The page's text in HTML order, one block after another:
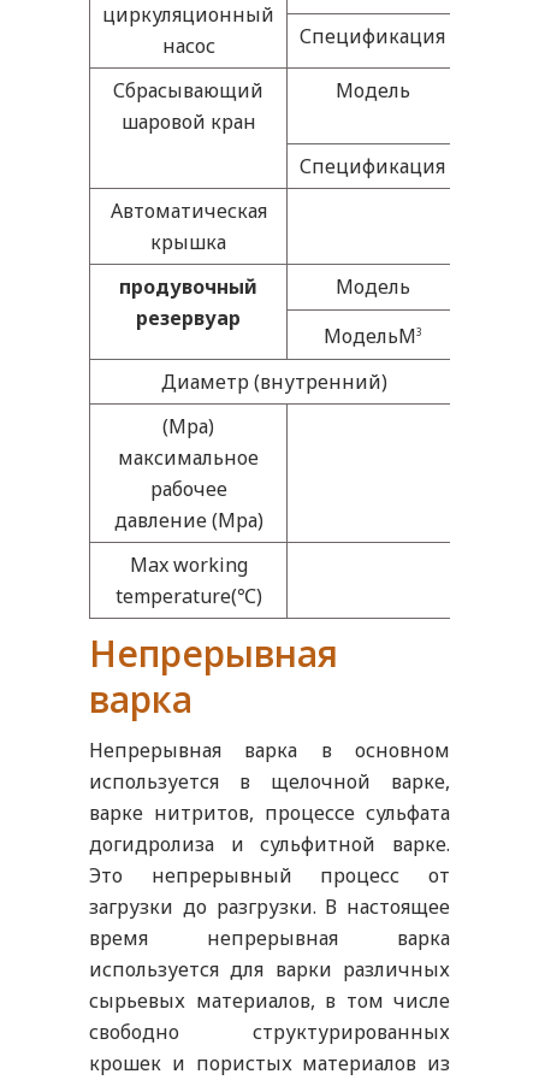
циркуляционный
насос
Спецификация
Сбрасывающий
шаровой кран
Модель
Спецификация
Автоматическая
крышка
продувочный
резервуар
Модель
МодельM3
Диаметр (внутренний)
(Мра)
максимальное
рабочее
давление (Мра)
Max working
temperature(℃)
Непрерывная
варка
Непрерывная варка в основном
используется в щелочной варке,
варке нитритов, процессе сульфата
догидролиза и сульфитной варке.
Это непрерывный процесс от
загрузки до разгрузки. В настоящее
время непрерывная варка
используется для варки различных
сырьевых материалов, в том числе
свободно структурированных
крошек и пористых материалов из